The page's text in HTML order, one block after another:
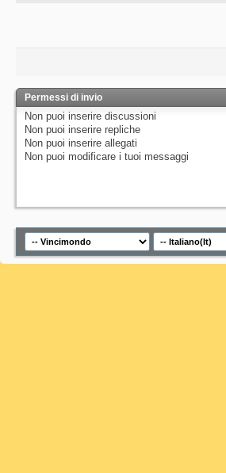
Permessi di invio
Non puoi inserire discussioni
Non puoi inserire repliche
Non puoi inserire allegati
Non puoi modificare i tuoi messaggi